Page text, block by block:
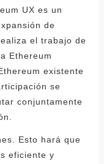
UX es un
de
el trabajo de
Ethereum
existente
se
conjuntamente
Esto hará que
eficiente y